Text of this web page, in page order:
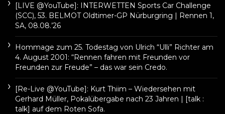
[LIVE @YouTube]: INTERWETTEN Sports Car Challenge
(SCC), 53. BELMOT Oldtimer-GP Nürburgring | Rennen 1,
SA, 08.08.’26
Hommage zum 25. Todestag von Ulrich “Ulli” Richter am
4. August 2001: “Rennen fahren mit Freunden vor
Freunden zur Freude” – das war sein Credo.
[Re-Live @YouTube]: Kurt Thiim – Wiedersehen mit
Gerhard Müller, Pokalübergabe nach 23 Jahren | [talk :
talk] auf dem Roten Sofa.